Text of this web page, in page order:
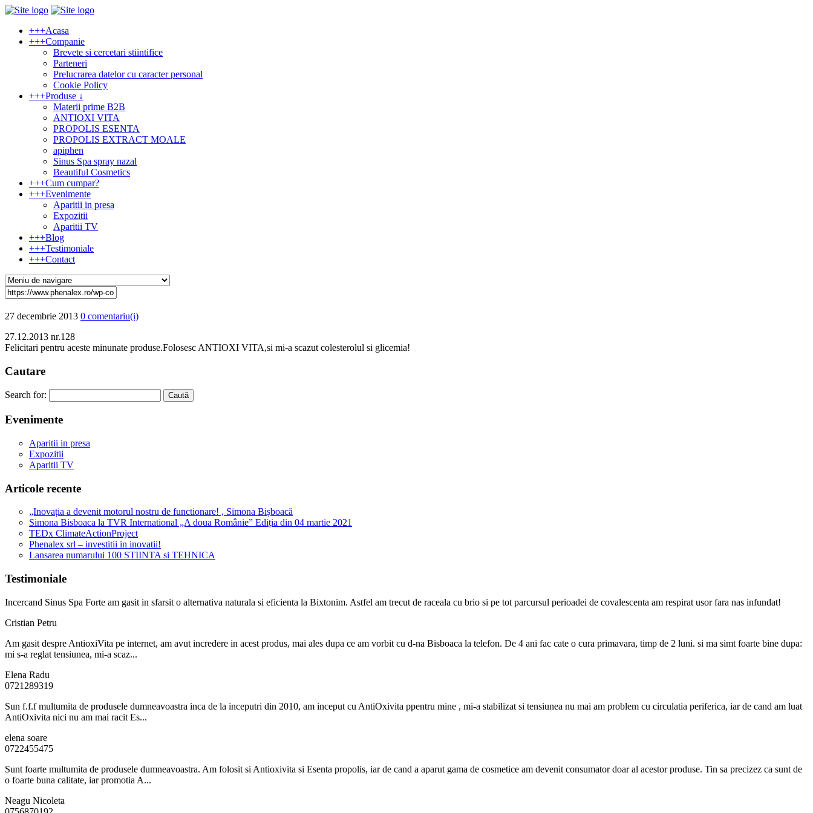
+++Acasa
+++Companie
Brevete si cercetari stiintifice
Parteneri
Prelucrarea datelor cu caracter personal
Cookie Policy
+++Produse ↓
Materii prime B2B
ANTIOXI VITA
PROPOLIS ESENTA
PROPOLIS EXTRACT MOALE
apiphen
Sinus Spa spray nazal
Beautiful Cosmetics
+++Cum cumpar?
+++Evenimente
Aparitii in presa
Expozitii
Aparitii TV
+++Blog
+++Testimoniale
+++Contact
27 decembrie 2013 0 comentariu(i)
27.12.2013 nr.128
Felicitari pentru aceste minunate produse.Folosesc ANTIOXI VITA,si mi-a scazut colesterolul si glicemia!
Cautare
Search for:
Evenimente
Aparitii in presa
Expozitii
Aparitii TV
Articole recente
„Inovația a devenit motorul nostru de functionare! , Simona Bișboacă
Simona Bisboaca la TVR International „A doua Românie” Ediția din 04 martie 2021
TEDx ClimateActionProject
Phenalex srl – investitii in inovatii!
Lansarea numarului 100 STIINTA si TEHNICA
Testimoniale
Incercand Sinus Spa Forte am gasit in sfarsit o alternativa naturala si eficienta la Bixtonim. Astfel am trecut de raceala cu brio si pe tot parcursul perioadei de covalescenta am respirat usor fara nas infundat!
Cristian Petru
Am gasit despre AntioxiVita pe internet, am avut incredere in acest produs, mai ales dupa ce am vorbit cu d-na Bisboaca la telefon. De 4 ani fac cate o cura primavara, timp de 2 luni. si ma simt foarte bine dupa:
mi s-a reglat tensiunea, mi-a scaz...
Elena Radu
0721289319
Sun f.f.f multumita de produsele dumneavoastra inca de la inceputri din 2010, am inceput cu AntiOxivita ppentru mine , mi-a stabilizat si tensiunea nu mai am problem cu circulatia periferica, iar de cand am luat
AntiOxivita nici nu am mai racit Es...
elena soare
0722455475
Sunt foarte multumita de produsele dumneavoastra. Am folosit si Antioxivita si Esenta propolis, iar de cand a aparut gama de cosmetice am devenit consumator doar al acestor produse. Tin sa precizez ca sunt de
o foarte buna calitate, iar promotia A...
Neagu Nicoleta